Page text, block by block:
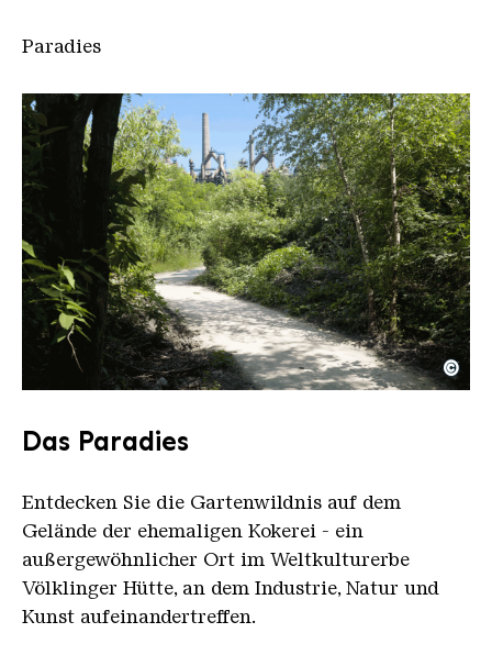
Paradies
Blick aus dem Paradies auf die Hochofengruppe
Copyright: Weltkulturerbe Völklinger Hütte | Karl
©
Das Paradies
Entdecken Sie die Gartenwildnis auf dem
Gelände der ehemaligen Kokerei - ein
außergewöhnlicher Ort im Weltkulturerbe
Völklinger Hütte, an dem Industrie, Natur und
Kunst aufeinandertreffen.